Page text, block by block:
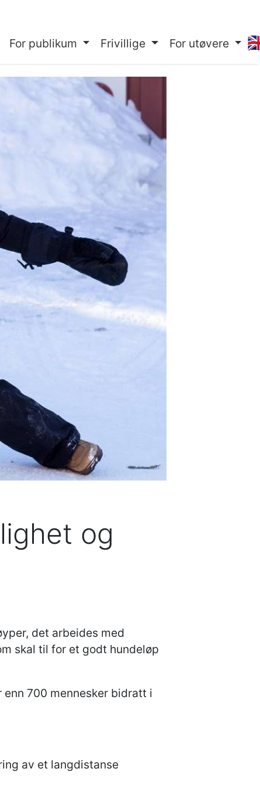
For publikum Frivillige For utøvere
og
det arbeides med
skal til for et godt hundeløp
700 mennesker bidratt i
av et langdistanse